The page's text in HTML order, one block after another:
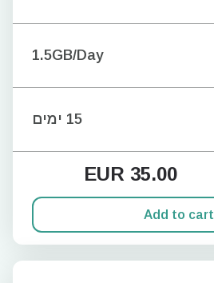
1.5GB/Day
15 ימים
EUR 35.00
Add to cart